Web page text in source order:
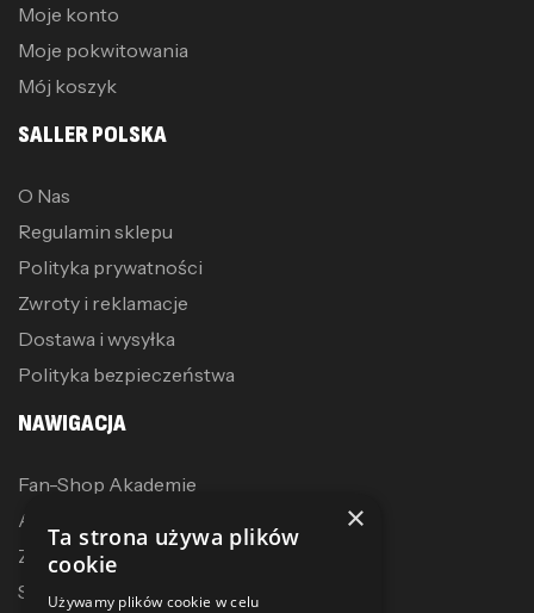
Moje konto
Moje pokwitowania
Mój koszyk
SALLER POLSKA
O Nas
Regulamin sklepu
Polityka prywatności
Zwroty i reklamacje
Dostawa i wysyłka
Polityka bezpieczeństwa
NAWIGACJA
Fan-Shop Akademie
Akcesoria treningowe
Zostań dystrybutorem
Sublimacja
×
Ta strona używa plików
cookie
Używamy plików cookie w celu